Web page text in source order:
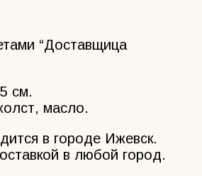
“Доставщица
см.
масло.
в городе Ижевск.
в любой город.